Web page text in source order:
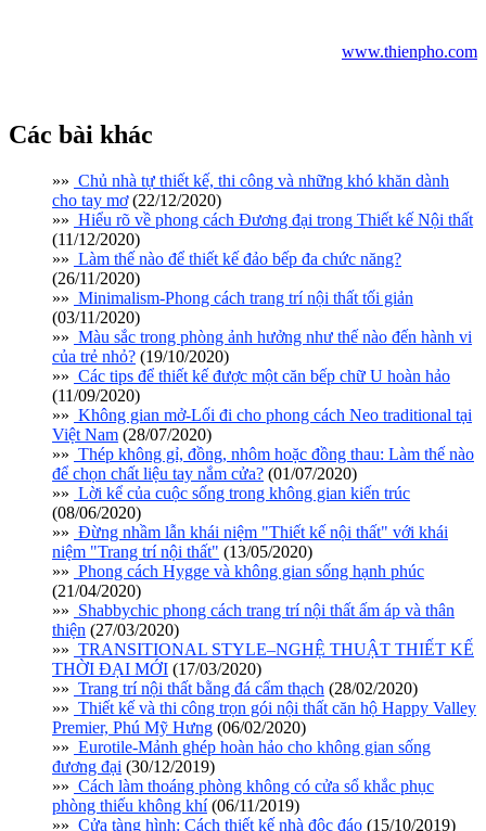
www.thienpho.com
Các bài khác
»» Chủ nhà tự thiết kế, thi công và những khó khăn dành
cho tay mơ(22/12/2020)
»» Hiểu rõ về phong cách Đương đại trong Thiết kế Nội thất
(11/12/2020)
»» Làm thế nào để thiết kế đảo bếp đa chức năng?
(26/11/2020)
»» Minimalism-Phong cách trang trí nội thất tối giản
(03/11/2020)
»» Màu sắc trong phòng ảnh hưởng như thế nào đến hành vi
của trẻ nhỏ? (19/10/2020)
»» Các tips để thiết kế được một căn bếp chữ U hoàn hảo
(11/09/2020)
»» Không gian mở-Lối đi cho phong cách Neo traditional tại
Việt Nam (28/07/2020)
»» Thép không gỉ, đồng, nhôm hoặc đồng thau: Làm thế nào
để chọn chất liệu tay nắm cửa? (01/07/2020)
»» Lời kể của cuộc sống trong không gian kiến trúc
(08/06/2020)
»» Đừng nhầm lẫn khái niệm "Thiết kế nội thất" với khái
niệm "Trang trí nội thất" (13/05/2020)
»» Phong cách Hygge và không gian sống hạnh phúc
(21/04/2020)
»» Shabbychic phong cách trang trí nội thất ấm áp và thân
thiện (27/03/2020)
»» TRANSITIONAL STYLE–NGHỆ THUẬT THIẾT KẾ
THỜI ĐẠI MỚI (17/03/2020)
»» Trang trí nội thất bằng đá cẩm thạch (28/02/2020)
»» Thiết kế và thi công trọn gói nội thất căn hộ Happy Valley
Premier, Phú Mỹ Hưng (06/02/2020)
»» Eurotile-Mảnh ghép hoàn hảo cho không gian sống
đương đại (30/12/2019)
»» Cách làm thoáng phòng không có cửa sổ khắc phục
phòng thiếu không khí(06/11/2019)
»» Cửa tàng hình: Cách thiết kế nhà độc đáo (15/10/2019)